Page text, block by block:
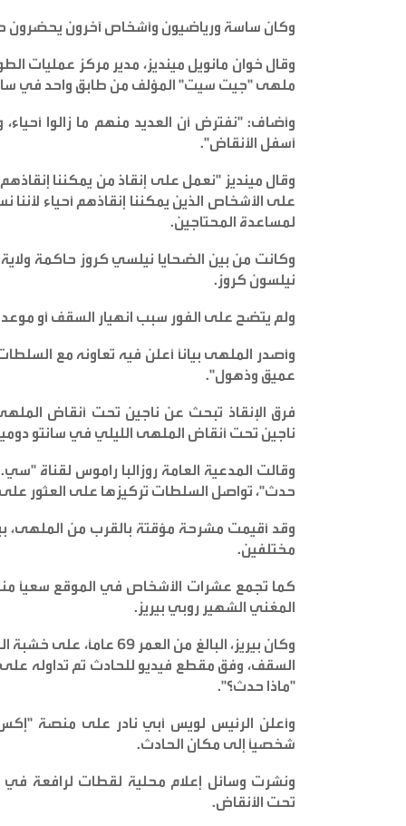
وكان ساسة ورياضيون وأشخاص آخرون يحضرون
وقال خوان مانويل مينديز، مدير مركز عمليات
ملهى "جيت سيت" المؤلف من طابق واحد في
وأضاف: "نفترض أن العديد منهم ما زالوا
أسفل الأنقاض".
وقال مينديز "نعمل على إنقاذ من يمكننا
على الأشخاص الذين يمكننا إنقاذهم أحياء
لمساعدة المحتاجين.
وكانت من بين الضحايا نيلسي كروز حاكمة
نيلسون كروز.
ولم يتضح على الفور سبب انهيار السقف أو
وأصدر الملهى بياناً أعلن فيه تعاونه مع
عميق وذهول".
فرق الإنقاذ تبحث عن ناجين تحت أنقاض
ناجين تحت أنقاض الملهى الليلي في سانتو
وقالت المدعية العامة روزالبا راموس لقناة
حدث"، تواصل السلطات تركيزها على العثور
مختلفين.
كما تجمع عشرات الأشخاص في الموقع سعياً
المغني الشهير روبي بيريز.
وكان بيريز، البالغ من
السقف، وفق مقطع فيديو للحادث تم تداوله
"ماذا حدث؟".
وأعلن الرئيس لويس أبي نادر على منصة
شخصياً إلى مكان الحادث.
ونشرت وسائل إعلام محلية لقطات لرافعة في
تحت الأنقاض.